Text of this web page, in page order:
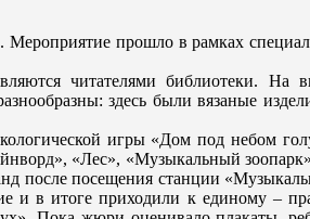
Мероприятие прошло в рамках
читателями библиотеки. На
здесь были вязаные
игры «Дом под небом
«Лес», «Музыкальный
после посещения станции
и в итоге приходили к единому –